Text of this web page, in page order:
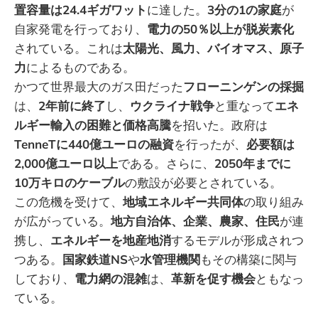
置容量は24.4ギガワットに達した。 3分の1の家庭が
自家発電を行っており、 電力の50％以上が脱炭素化
されている。これは太陽光、風力、バイオマス、原子
力によるものである。
かつて世界最大のガス田だったフローニンゲンの採掘
は、 2年前に終了 し、 ウクライナ戦争と重なってエネ
ルギー輸入の困難と価格高騰を招いた。政府は
TenneTに440億ユーロの融資を行ったが、 必要額は
2,000億ユーロ以上である。さらに、 2050年までに
10万キロのケーブルの敷設が必要とされている。
この危機を受けて、 地域エネルギー共同体の取り組み
が広がっている。 地方自治体、企業、農家、住民が連
携し、 エネルギーを地産地消するモデルが形成されつ
つある。 国家鉄道NSや水管理機関もその構築に関与
しており、 電力網の混雑は、 革新を促す機会ともなっ
ている。